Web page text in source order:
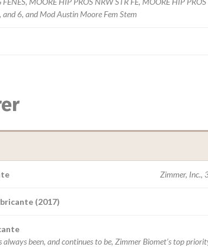
and 6, and Mod Austin Moore Fem Stem
Zimmer, Inc.,
(2017)
always been, and continues to be, Zimmer Biomet’s top